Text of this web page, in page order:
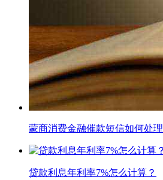
蒙商消费金融催款短信如何处理
贷款利息年利率7%怎么计算？